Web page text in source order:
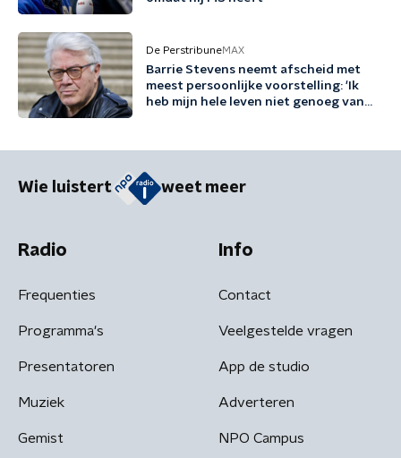
De PerstribuneMAX
Barrie Stevens neemt afscheid met
meest persoonlijke voorstelling: 'Ik
heb mijn hele leven niet genoeg van
Wie luistert weet meer
Radio
Frequenties
Programma's
Presentatoren
Muziek
Gemist
Info
Contact
Veelgestelde vragen
App de studio
Adverteren
NPO Campus